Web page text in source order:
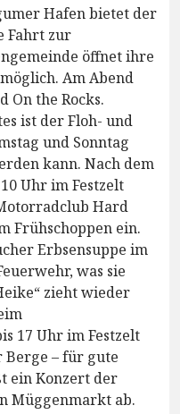
Hafen bietet der
Fahrt zur
öffnet ihre
Am Abend
On the Rocks.
ist der Floh- und
und Sonntag
kann. Nach dem
Uhr im Festzelt
Hard
Frühschoppen ein.
Erbsensuppe im
was sie
zieht wieder
17 Uhr im Festzelt
Berge – für gute
ein Konzert der
Müggenmarkt ab.